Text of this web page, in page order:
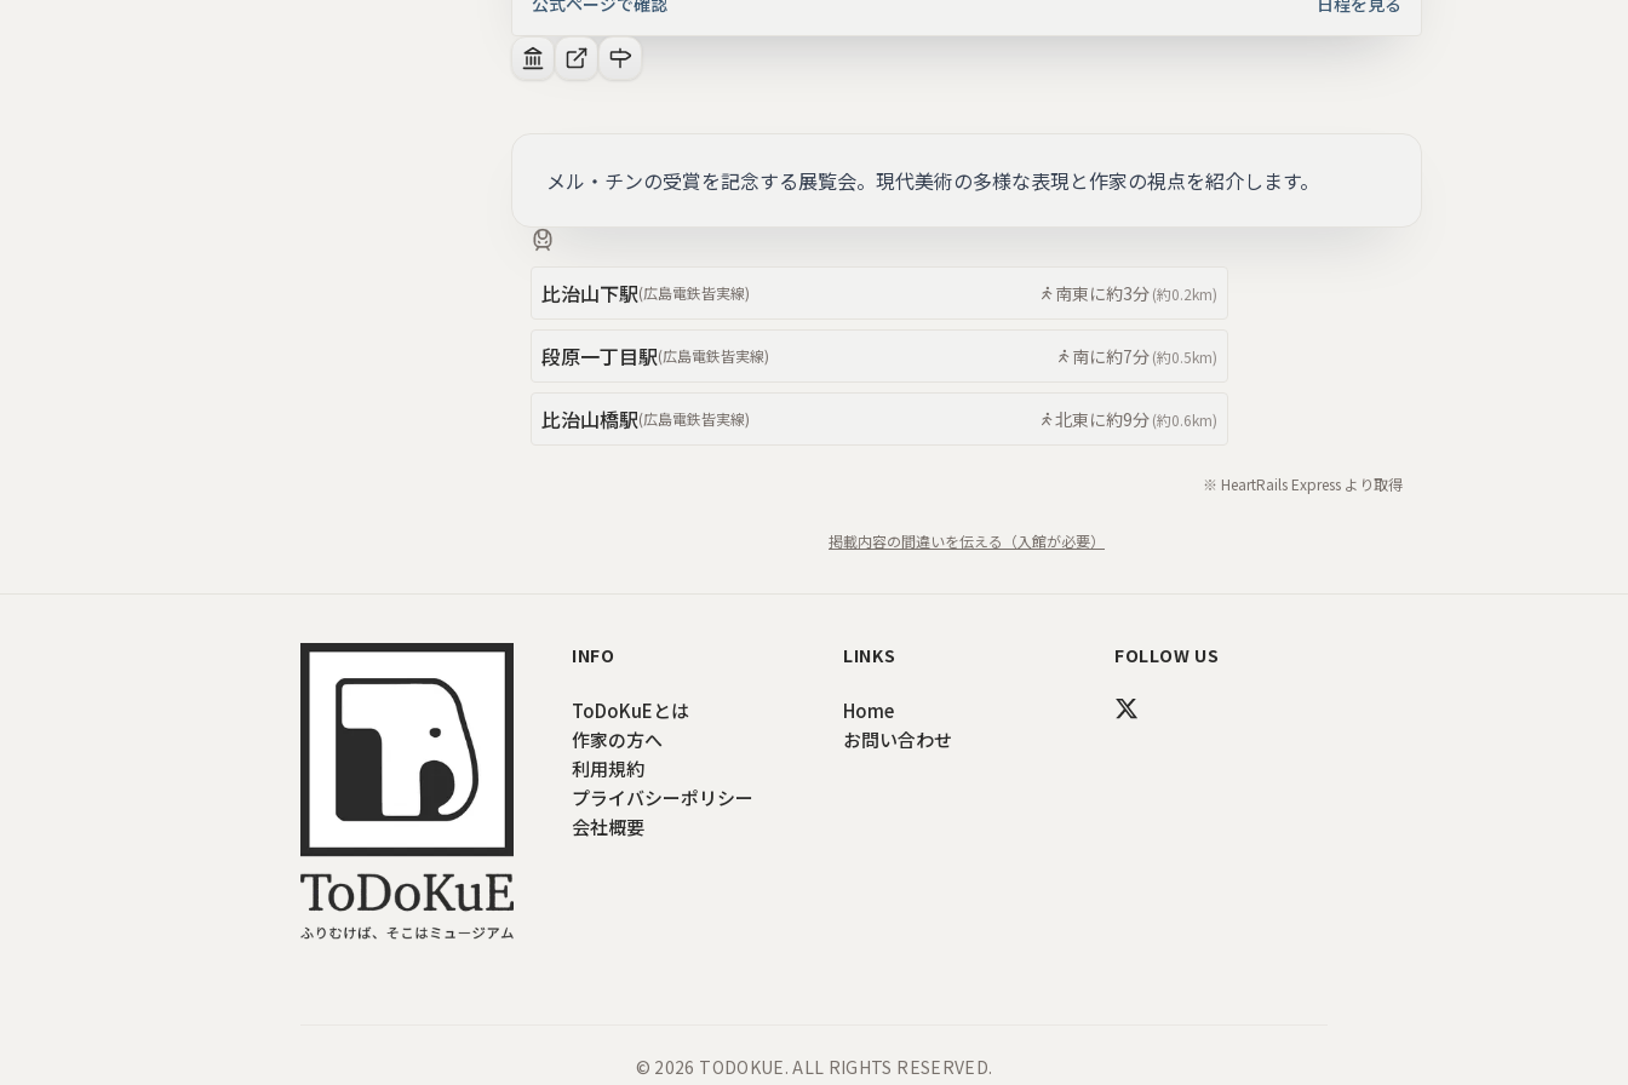
メル・チンの受賞を記念する展覧会。現代美術の多様な表現と作家の視点を紹介します。
比治山下駅(広島電鉄皆実線) 南東に約3分(約0.2km)
段原一丁目駅(広島電鉄皆実線) 南に約7分(約0.5km)
比治山橋駅(広島電鉄皆実線) 北東に約9分(約0.6km)
※ HeartRails Express より取得
掲載内容の間違いを伝える（入館が必要）
INFO
ToDoKuEとは
作家の方へ
利用規約
プライバシーポリシー
会社概要
LINKS
Home
お問い合わせ
FOLLOW US
© 2026 TODOKUE. ALL RIGHTS RESERVED.